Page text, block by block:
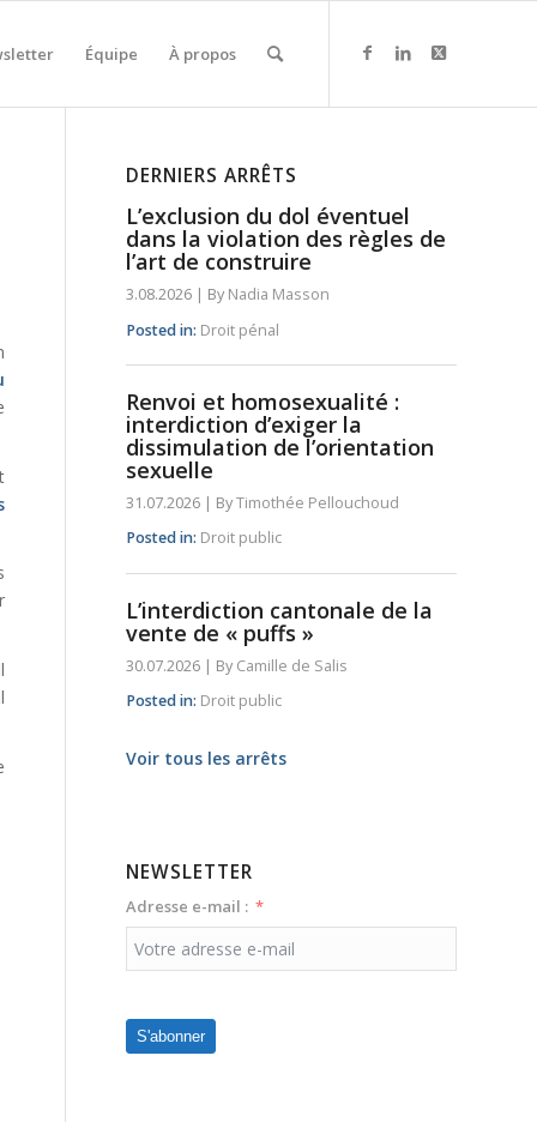
Équipe À propos
DERNIERS ARRÊTS
L’exclusion du dol éventuel
dans la violation des règles de
l’art de construire
3.08.2026 | By Nadia Masson
Posted in: Droit pénal
Renvoi et homosexualité :
interdiction d’exiger la
dissimulation de l’orientation
sexuelle
31.07.2026 | ByTimothée Pellouchoud
Posted in: Droit public
L’interdiction cantonale de la
vente de « puffs »
30.07.2026 | By Camille de Salis
Posted in: Droit public
Voir tous les arrêts
NEWSLETTER
Adresse e-mail :
S'abonner